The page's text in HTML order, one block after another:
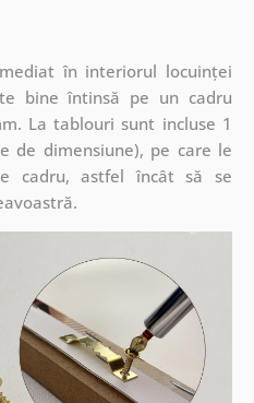
în interiorul locuinței
bine întinsă pe un cadru
La tablouri sunt incluse 1
de dimensiune), pe care le
cadru, astfel încât să se